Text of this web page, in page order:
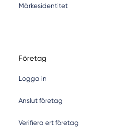
Märkesidentitet
Företag
Logga in
Anslut företag
Verifiera ert företag